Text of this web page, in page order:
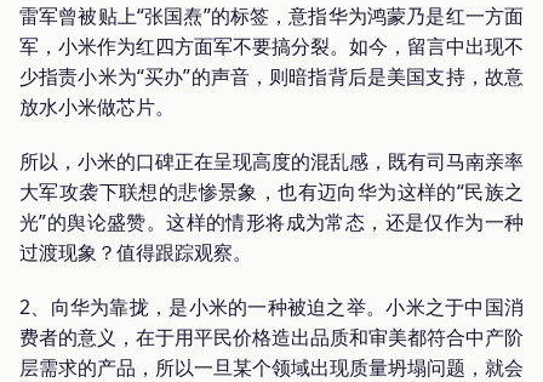
雷军曾被贴上“张国焘”的标签，意指华为鸿蒙乃是红一方面
军，小米作为红四方面军不要搞分裂。如今，留言中出现不
少指责小米为“买办”的声音，则暗指背后是美国支持，故意
放水小米做芯片。
所以，小米的口碑正在呈现高度的混乱感，既有司马南亲率
大军攻袭下联想的悲惨景象，也有迈向华为这样的“民族之
光”的舆论盛赞。这样的情形将成为常态，还是仅作为一种
过渡现象？值得跟踪观察。
2、向华为靠拢，是小米的一种被迫之举。小米之于中国消
费者的意义，在于用平民价格造出品质和审美都符合中产阶
层需求的产品，所以一旦某个领域出现质量坍塌问题，就会